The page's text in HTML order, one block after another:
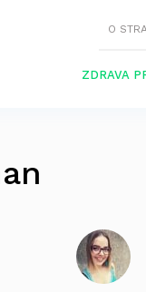
O
ZDRAVA